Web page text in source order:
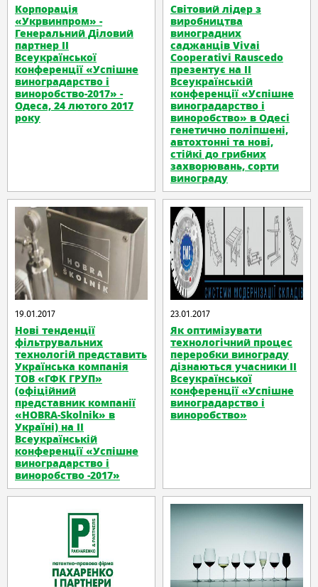
Корпорація
«Укрвинпром» -
Генеральний Діловий
партнер II
Всеукраїнської
конференції «Успішне
виноградарство і
виноробство-2017» -
Одеса, 24 лютого 2017
року
Світовий лідер з
виробництва
виноградних
саджанців Vivai
Cooperativi Rauscedo
презентує на ІІ
Всеукраїнській
конференції «Успішне
виноградарство і
виноробство» в Одесі
генетично поліпшені,
автохтонні та нові,
стійкі до грибних
захворювань, сорти
винограду
19.01.2017
Нові тенденції
фільтрувальних
технологій представить
Українська компанія
ТОВ «ГФК ГРУП»
(офіційний
представник компанії
«HOBRA-Skolnik» в
Україні) на II
Всеукраїнській
конференції «Успішне
виноградарство і
виноробство -2017»
23.01.2017
Як оптимізувати
технологічний процес
переробки винограду
дізнаються учасники ІІ
Всеукраїнської
конференції «Успішне
виноградарство і
виноробство»